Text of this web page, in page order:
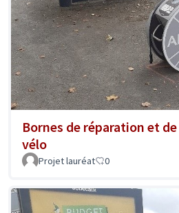
Bornes de réparation et
vélo
Projet lauréat 0